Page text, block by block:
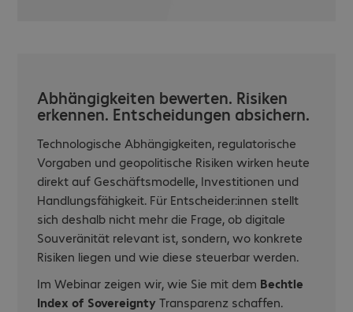
Abhängigkeiten bewerten. Risiken
erkennen. Entscheidungen absichern.
Technologische Abhängigkeiten, regulatorische
Vorgaben und geopolitische Risiken wirken heute
direkt auf Geschäftsmodelle, Investitionen und
Handlungsfähigkeit. Für Entscheider:innen stellt
sich deshalb nicht mehr die Frage, ob digitale
Souveränität relevant ist, sondern, wo konkrete
Risiken liegen und wie diese steuerbar werden.
Im Webinar zeigen wir, wie Sie mit dem Bechtle
Index of SovereigntyTransparenz schaffen.